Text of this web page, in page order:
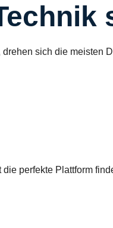
sich die meisten
perfekte Plattform